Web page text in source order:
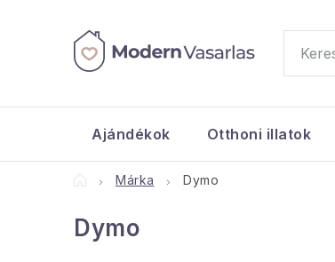
tartalomhoz
Ajándékok Otthoni illatok
Kezdőlap
Márka Dymo
Dymo